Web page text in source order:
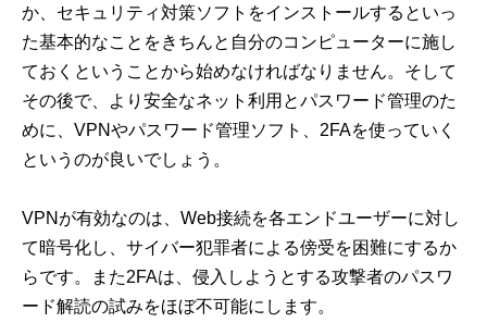
か、セキュリティ対策ソフトをインストールするといっ
た基本的なことをきちんと自分のコンピューターに施し
ておくということから始めなければなりません。そして
その後で、より安全なネット利用とパスワード管理のた
めに、VPNやパスワード管理ソフト、2FAを使っていく
というのが良いでしょう。
VPNが有効なのは、Web接続を各エンドユーザーに対し
て暗号化し、サイバー犯罪者による傍受を困難にするか
らです。また2FAは、侵入しようとする攻撃者のパスワ
ード解読の試みをほぼ不可能にします。